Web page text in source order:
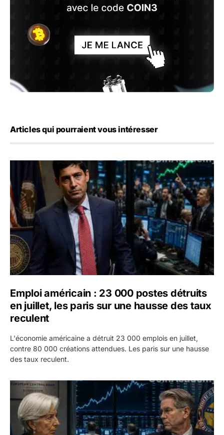
Articles qui pourraient vous intéresser
Emploi américain : 23 000 postes détruits en juillet, les
Emploi américain : 23 000 postes détruits
en juillet, les paris sur une hausse des taux
reculent
L'économie américaine a détruit 23 000 emplois en juillet,
contre 80 000 créations attendues. Les paris sur une hausse
des taux reculent.
Yen : Washington a vendu des euros sans prévenir la